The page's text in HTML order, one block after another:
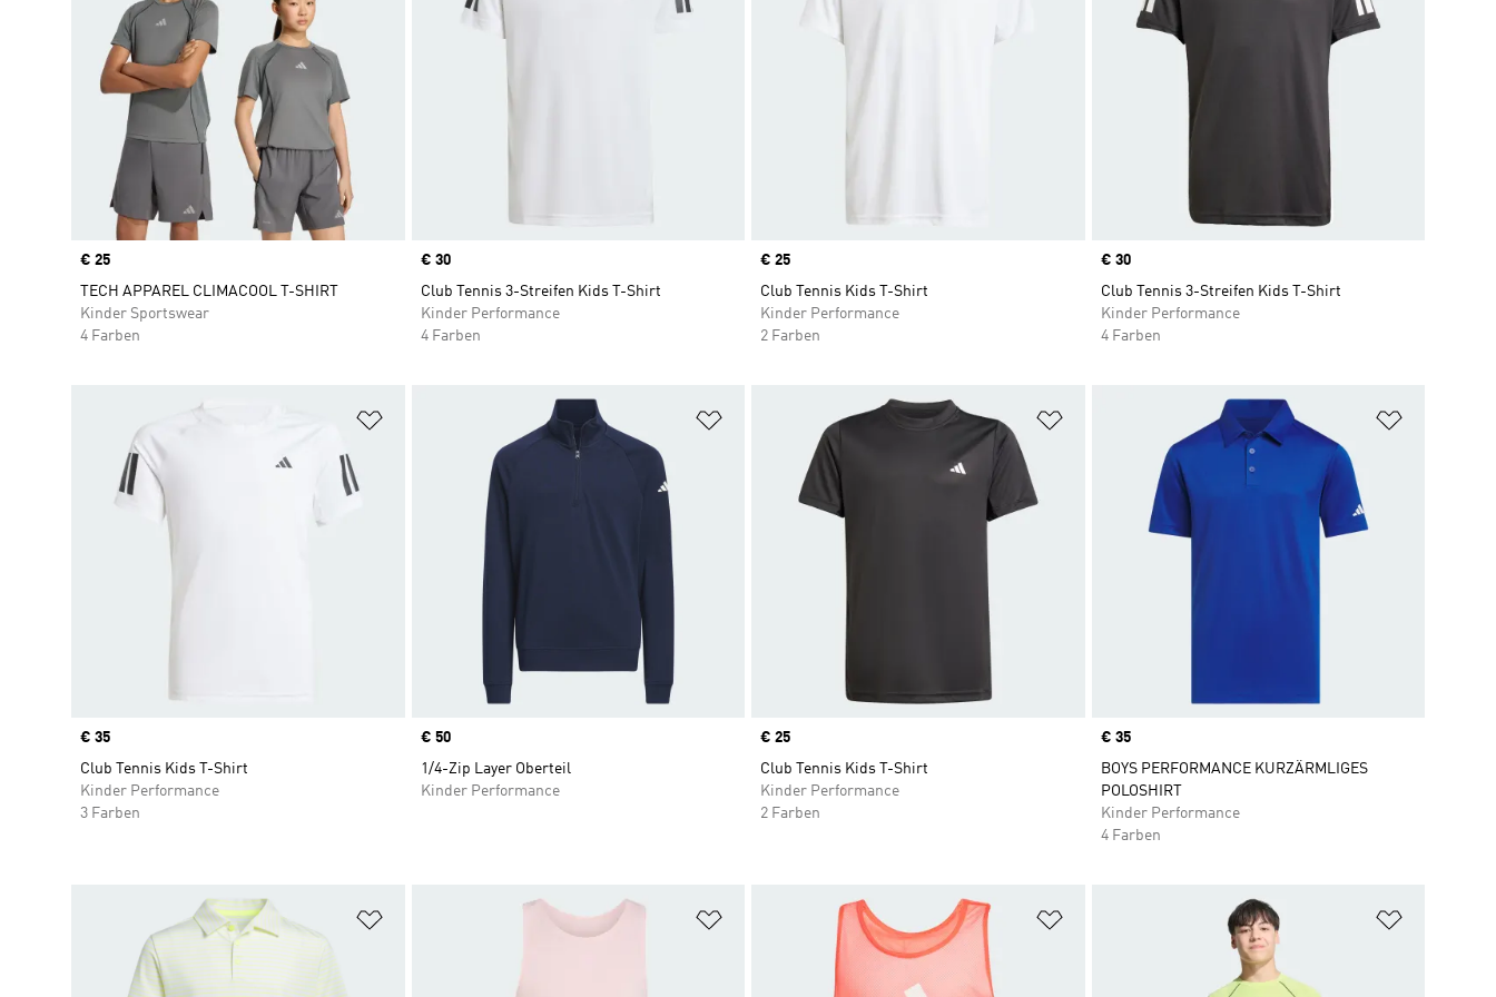
Price
€ 25
TECH APPAREL CLIMACOOL T-SHIRT
Kinder Sportswear
4 Farben
Price
€ 30
Club Tennis 3-Streifen Kids T-Shirt
Kinder Performance
4 Farben
Price
€ 25
Club Tennis Kids T-Shirt
Kinder Performance
2 Farben
Price
€ 30
Club Tennis 3-Streifen Kids T-Shirt
Kinder Performance
4 Farben
Zur Wunschliste hinzufügen
Price
€ 35
Club Tennis Kids T-Shirt
Kinder Performance
3 Farben
Zur Wunschliste hinzufügen
Price
€ 50
1/4-Zip Layer Oberteil
Kinder Performance
Zur Wunschliste hinzufügen
Price
€ 25
Club Tennis Kids T-Shirt
Kinder Performance
2 Farben
Price
€ 35
BOYS PERFORMANCE KURZÄRMLIGES
POLOSHIRT
Kinder Performance
4 Farben
Zur Wunschliste hinzufügen Zur Wunschliste hinzufügen Zur Wunschliste hinzufügen